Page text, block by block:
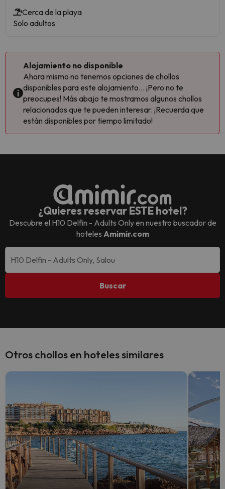
Cerca de la playa
Solo adultos
Alojamiento no disponible
Ahora mismo no tenemos opciones de chollos
disponibles para este alojamiento... ¡Pero no te
preocupes! Más abajo te mostramos algunos chollos
relacionados que te pueden interesar. ¡Recuerda que
están disponibles por tiempo limitado!
¿Quieres reservar ESTE hotel?
Descubre el H10 Delfin - Adults Onlyen nuestro buscador de
hoteles Amimir.com
Buscar
Otros chollos en hoteles similares